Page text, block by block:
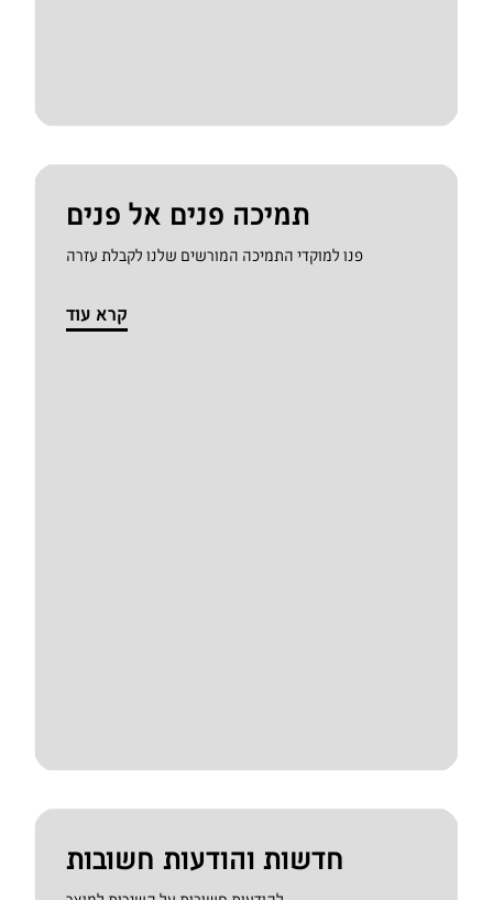
תמיכה פנים אל פנים
פנו למוקדי התמיכה המורשים שלנו לקבלת עזרה
קרא עוד
חדשות והודעות חשובות